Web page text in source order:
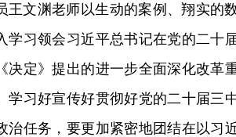
王文渊老师以生动的案例、翔实的
学习领会习近平总书记在党的二十
决定》提出的进一步全面深化改革
学习好宣传好贯彻好党的二十届三
治任务，要更加紧密地团结在以习